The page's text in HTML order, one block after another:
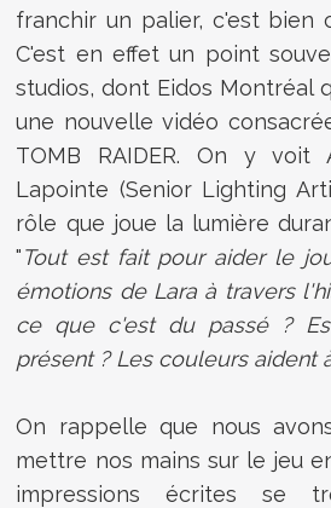
franchir un palier, c'est bien
C'est en effet un point
studios, dont Eidos Montréal
une nouvelle vidéo
TOMB RAIDER. On y voit
Lapointe (Senior Lighting
rôle que joue la lumière
"Tout est fait pour aider le
émotions de Lara à travers
ce que c'est du passé ?
présent ? Les couleurs aident
On rappelle que nous
mettre nos mains sur le jeu
impressions écrites se